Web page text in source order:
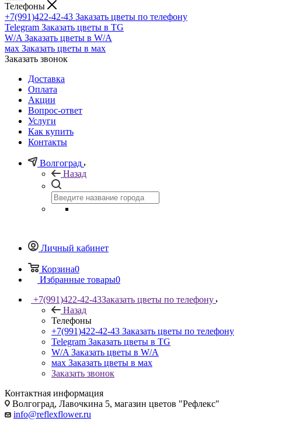
Телефоны
+7(991)422-42-43 Заказать цветы по телефону
Telegram Заказать цветы в TG
W/A Заказать цветы в W/A
мах Заказать цветы в мах
Заказать звонок
Доставка
Оплата
Акции
Вопрос-ответ
Услуги
Как купить
Контакты
Волгоград
Назад
Личный кабинет
Корзина0
Избранные товары0
+7(991)422-42-43Заказать цветы по телефону
Назад
Телефоны
+7(991)422-42-43 Заказать цветы по телефону
Telegram Заказать цветы в TG
W/A Заказать цветы в W/A
мах Заказать цветы в мах
Заказать звонок
Контактная информация
Волгоград, Лавочкина 5, магазин цветов "Рефлекс"
info@reflexflower.ru